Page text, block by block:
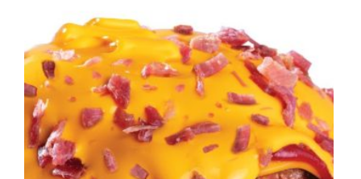
Otros Sabores
Catas & Eventos
Bodegas
Buscar: